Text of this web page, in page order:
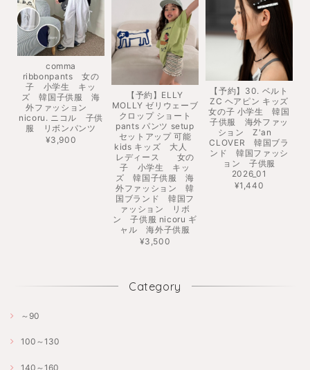
comma
ribbonpants 女の
子 小学生 キッ
ズ 韓国子供服 海
外ファッション
nicoru. ニコル 子供
服 リボンパンツ
¥3,900
【予約】ELLY
MOLLY ゼリウェーブ
クロップ ショート
pants パンツ setup
セットアップ 可能
kids キッズ 大人
レディース 女の
子 小学生 キッ
ズ 韓国子供服 海
外ファッション 韓
国ブランド 韓国フ
ァッション リボ
ン 子供服 nicoru ギ
ャル 海外子供服
¥3,500
【予約】30. ベルト
ZC ヘアピン キッズ
女の子 小学生 韓国
子供服 海外ファッ
ション Z'an
CLOVER 韓国ブラ
ンド 韓国ファッシ
ョン 子供服
2026_01
¥1,440
Category
～90
100～130
140～160